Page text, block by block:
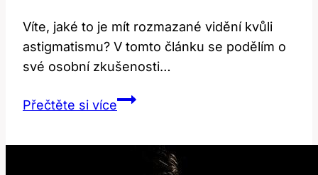
Víte, jaké to je mít rozmazané vidění kvůli
astigmatismu? V tomto článku se podělím o
své osobní zkušenosti…
Přečtěte si víceAstigmatismus:
změnila